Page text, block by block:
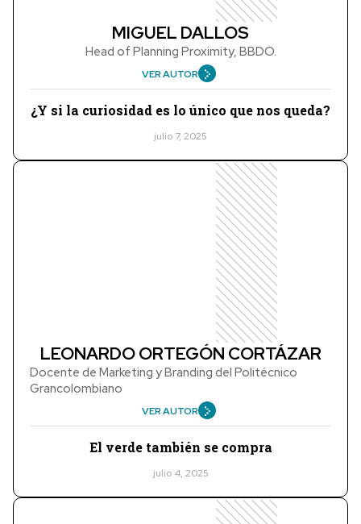
MIGUEL DALLOS
Head of Planning Proximity, BBDO.
VER AUTOR
¿Y si la curiosidad es lo único que nos queda?
julio 7, 2025
LEONARDO ORTEGÓN CORTÁZAR
Docente de Marketing y Branding del Politécnico
Grancolombiano
VER AUTOR
El verde también se compra
julio 4, 2025